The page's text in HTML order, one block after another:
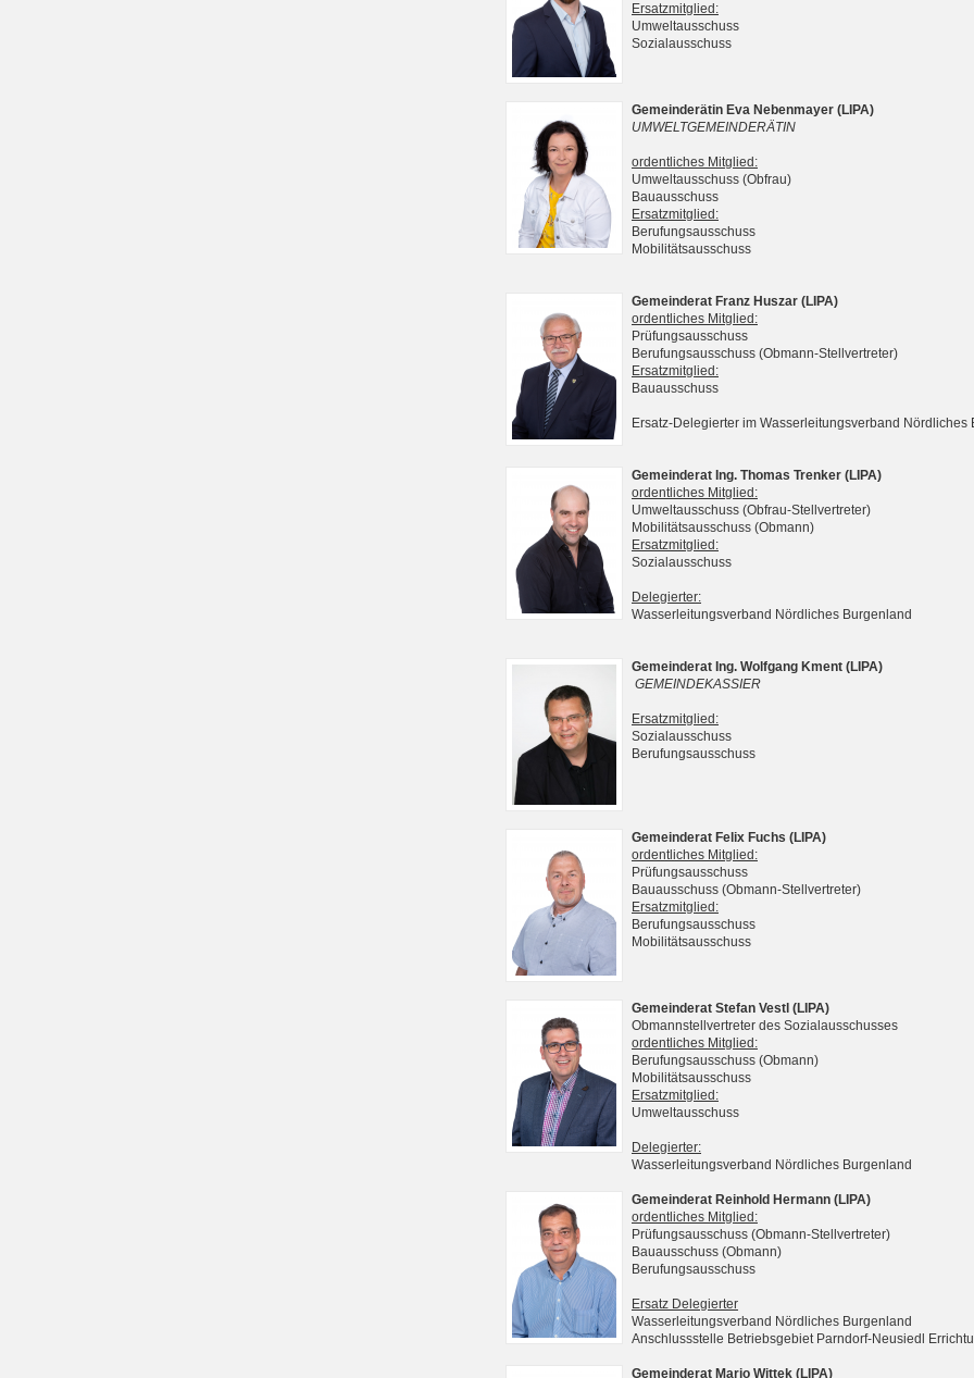
Ersatzmitglied:
Umweltausschuss
Sozialausschuss
Gemeinderätin Eva Nebenmayer (LIPA)
UMWELTGEMEINDERÄTIN
ordentliches Mitglied:
Umweltausschuss (Obfrau)
Bauausschuss
Ersatzmitglied:
Berufungsausschuss
Mobilitätsausschuss
Gemeinderat Franz Huszar (LIPA)
ordentliches Mitglied:
Prüfungsausschuss
Berufungsausschuss (Obmann-Stellvertreter)
Ersatzmitglied:
Bauausschuss
Ersatz-Delegierter im Wasserleitungsverband Nördliches
Gemeinderat Ing. Thomas Trenker (LIPA)
ordentliches Mitglied:
Umweltausschuss (Obfrau-Stellvertreter)
Mobilitätsausschuss (Obmann)
Ersatzmitglied:
Sozialausschuss
Delegierter:
Wasserleitungsverband Nördliches Burgenland
Gemeinderat Ing. Wolfgang Kment (LIPA)
GEMEINDEKASSIER
Ersatzmitglied:
Sozialausschuss
Berufungsausschuss
Gemeinderat Felix Fuchs (LIPA)
ordentliches Mitglied:
Prüfungsausschuss
Bauausschuss (Obmann-Stellvertreter)
Ersatzmitglied:
Berufungsausschuss
Mobilitätsausschuss
Gemeinderat Stefan Vestl (LIPA)
Obmannstellvertreter des Sozialausschusses
ordentliches Mitglied:
Berufungsausschuss (Obmann)
Mobilitätsausschuss
Ersatzmitglied:
Umweltausschuss
Delegierter:
Wasserleitungsverband Nördliches Burgenland
Gemeinderat Reinhold Hermann (LIPA)
ordentliches Mitglied:
Prüfungsausschuss (Obmann-Stellvertreter)
Bauausschuss (Obmann)
Berufungsausschuss
Ersatz Delegierter
Wasserleitungsverband Nördliches Burgenland
Anschlussstelle Betriebsgebiet Parndorf-Neusiedl
Gemeinderat Mario Wittek (LIPA)